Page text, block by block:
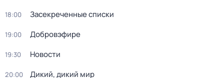
18:00 Заcекрeченные списки
19:00 Добровэфире
19:30 Новости
20:00 Дикий, дикий мир